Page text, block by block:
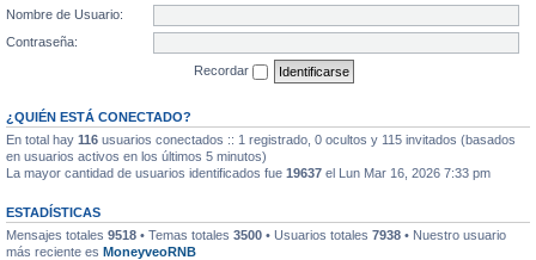
Nombre de Usuario:
Contraseña:
Recordar
¿QUIÉN ESTÁ CONECTADO?
En total hay 116 usuarios conectados :: 1 registrado, 0 ocultos y 115 invitados (basados
en usuarios activos en los últimos 5 minutos)
La mayor cantidad de usuarios identificados fue 19637 el Lun Mar 16, 2026 7:33 pm
ESTADÍSTICAS
Mensajes totales 9518 • Temas totales 3500 • Usuarios totales 7938 • Nuestro usuario
más reciente es MoneyveoRNB